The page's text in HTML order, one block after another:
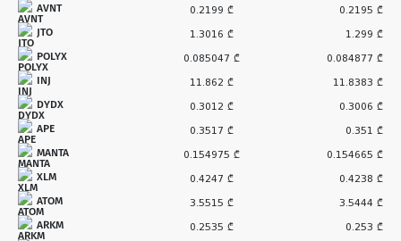
AVNT 0.2199 ₾ 0.2195 ₾
JTO 1.3016 ₾ 1.299 ₾
POLYX 0.085047 ₾ 0.084877 ₾
INJ 11.862 ₾ 11.8383 ₾
DYDX 0.3012 ₾ 0.3006 ₾
APE 0.3517 ₾ 0.351 ₾
MANTA 0.154975 ₾ 0.154665 ₾
XLM 0.4247 ₾ 0.4238 ₾
ATOM 3.5515 ₾ 3.5444 ₾
ARKM 0.2535 ₾ 0.253 ₾